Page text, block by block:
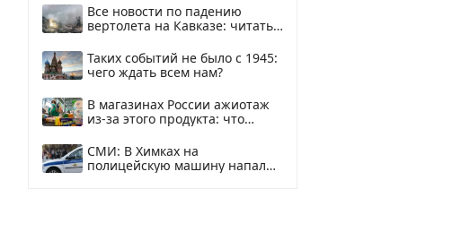
Все новости по падению
вертолета на Кавказе: читать
Таких событий не было с 1945:
чего ждать всем нам?
В магазинах России ажиотаж
из-за этого продукта: что
СМИ: В Химках на
полицейскую машину напали